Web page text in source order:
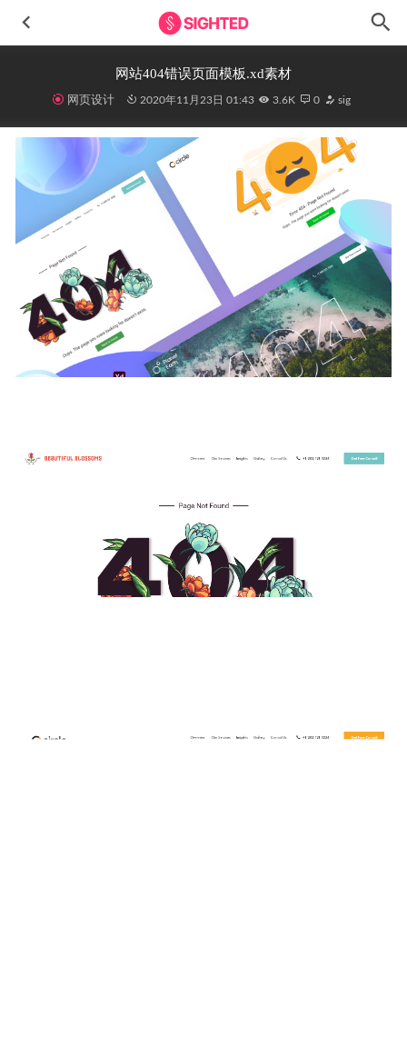
网站404错误页面模板.xd素材
网页设计 2020年11月23日 01:43 3.6K 0 sig
QuadFit 成套健身app ui设计 fig素材
2022-04-09
GrubEats美食外卖app用户界面设计Figma素材 2023-04-28
NeoFT-数字藏品app用户界面设计Figma素材 2023-04-10
Food美食外卖app界面设计素材 2023-09-02
建筑公司网站首页.xd素材 2020-11-23